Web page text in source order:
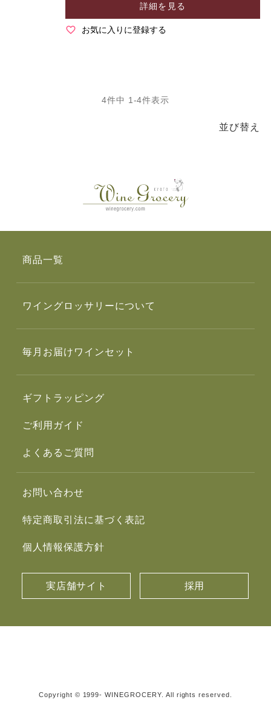
詳細を見る
お気に入りに登録する
並び替え
4件中 1 -4件表示
商品一覧
ワイングロッサリーについて
毎月お届けワインセット
ギフトラッピング
ご利用ガイド
よくあるご質問
お問い合わせ
特定商取引法に基づく表記
個人情報保護方針
実店舗サイト 採用
Copyright © 1999- WINEGROCERY. All rights reserved.